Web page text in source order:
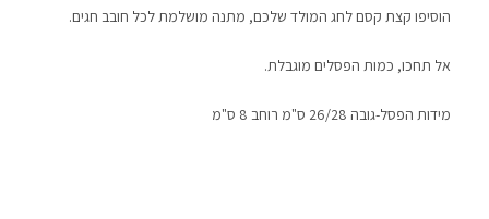
הוסיפו קצת קסם לחג המולד שלכם, מתנה מושלמת לכל חובב חגים.
אל תחכו, כמות הפסלים מוגבלת.
מידות הפסל-גובה 26/28 ס"מ רוחב 8 ס"מ